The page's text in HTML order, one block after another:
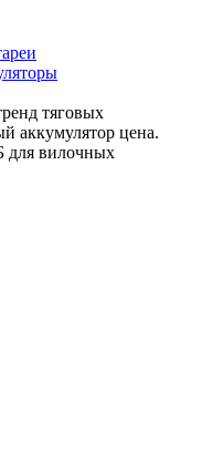
тяговых
аккумулятор цена.
вилочных